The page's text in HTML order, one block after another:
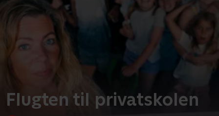
Flugten til privatskolen